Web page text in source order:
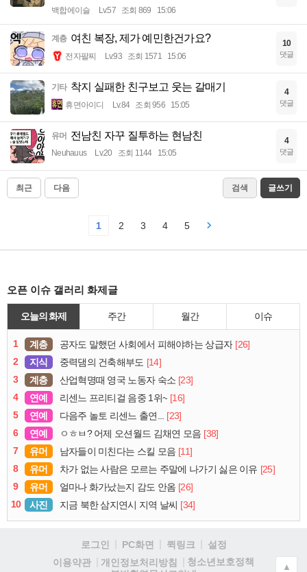
백합에이슬 Lv.57 조회 869 15:06
계층 여친 복장, 제가 예민한건가요?
전자팔찌 Lv.93 조회 1571 15:06
10
댓글
기타 착지 실패한 친구보고 웃는 갈매기
휴면아이디 Lv.84 조회 956 15:05
4
댓글
유머 전남친 자꾸 질투하는 현남친
Neuhauus Lv.20 조회 1144 15:05
4
댓글
최근 다음 검색 글쓰기
1 2 3 4 5
오픈 이슈 갤러리 화제글
오늘의 화제 주간 월간 이슈
1 계층 공자도 말했던 사회에서 피해야하는 상급자 [26]
2
지식 중력댐의 건축해부도 [14]
3
계층 산업혁명때 영국 노동자 숙소 [23]
4
연예 리센느 프리티걸 음중 1위~ [16]
5
연예 다음주 놀토 리센느 출연...
[23]
6
연예 ㅇㅎㅂ? 어제 오션월드 김채연 모음 [38]
7
유머 남자들이 미친다는 스킬 모음 [11]
8
유머 차가 없는 사람은 모르는 주말에 나가기 싫은 이유 [25]
9
유머 얼마나 화가났는지 감도 안옴 [26]
10
사진 지금 북한 삼지연시 지역 날씨 [34]
로그인 PC화면 퀵링크
설정
이용약관
개인정보처리방침
청소년보호정책
▲